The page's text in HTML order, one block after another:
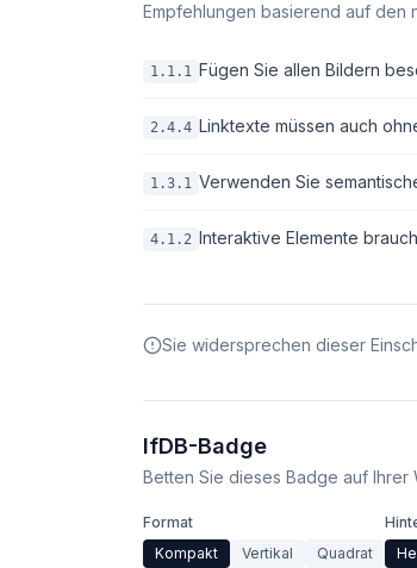
Empfehlungen basierend auf den
1.1.1 Fügen Sie allen Bildern
2.4.4 Linktexte müssen auch
1.3.1 Verwenden Sie
4.1.2 Interaktive Elemente
Sie widersprechen dieser
IfDB-Badge
Betten Sie dieses Badge auf
Format
Kompakt
Vertikal Quadrat